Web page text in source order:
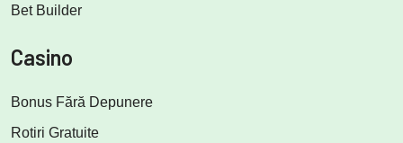
Bet Builder
Casino
Bonus Fără Depunere
Rotiri Gratuite